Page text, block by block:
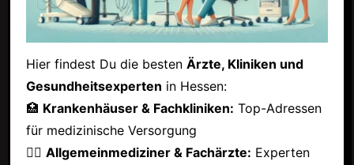
Hier findest Du die besten Ärzte, Kliniken und
Gesundheitsexperten in Hessen:
🏥 Krankenhäuser & Fachkliniken: Top-Adressen
für medizinische Versorgung
👩‍⚕️ Allgemeinmediziner & Fachärzte: Experten